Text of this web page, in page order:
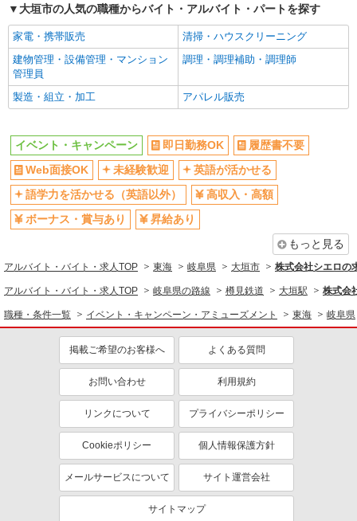
大垣市の人気の職種からバイト・アルバイト・パートを探す
家電・携帯販売
清掃・ハウスクリーニング
建物管理・設備管理・マンション
管理員
調理・調理補助・調理師
製造・組立・加工 アパレル販売
イベント・キャンペーン 即日勤務OK
履歴書不要
Web面接OK
未経験歓迎
英語が活かせる
語学力を活かせる（英語以外）
高収入・高額
ボーナス・賞与あり
昇給あり
もっと見る
アルバイト・バイト・求人TOP 東海 岐阜県 大垣市 株式会社シエロの
アルバイト・バイト・求人TOP 岐阜県の路線 樽見鉄道 大垣駅 株式会
職種・条件一覧 イベント・キャンペーン・アミューズメント 東海 岐阜県
掲載ご希望のお客様へ よくある質問
お問い合わせ 利用規約
リンクについて プライバシーポリシー
Cookieポリシー 個人情報保護方針
メールサービスについて サイト運営会社
サイトマップ